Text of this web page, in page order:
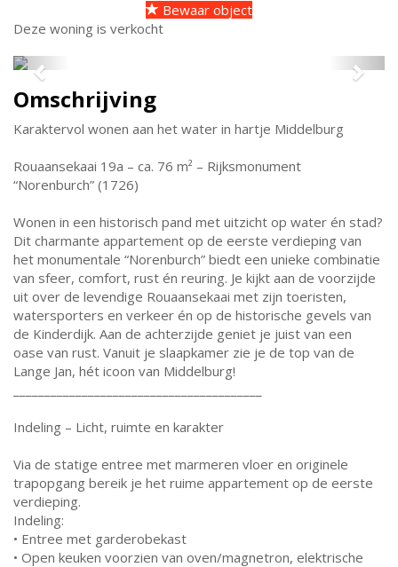
Bewaar object
Deze woning is verkocht
Previous Next
Omschrijving
Karaktervol wonen aan het water in hartje Middelburg
Rouaansekaai 19a – ca. 76 m² – Rijksmonument
“Norenburch” (1726)
Wonen in een historisch pand met uitzicht op water én stad?
Dit charmante appartement op de eerste verdieping van
het monumentale “Norenburch” biedt een unieke combinatie
van sfeer, comfort, rust én reuring. Je kijkt aan de voorzijde
uit over de levendige Rouaansekaai met zijn toeristen,
watersporters en verkeer én op de historische gevels van
de Kinderdijk. Aan de achterzijde geniet je juist van een
oase van rust. Vanuit je slaapkamer zie je de top van de
Lange Jan, hét icoon van Middelburg!
Indeling – Licht, ruimte en karakter
Via de statige entree met marmeren vloer en originele
trapopgang bereik je het ruime appartement op de eerste
verdieping.
Indeling:
• Entree met garderobekast
• Open keuken voorzien van oven/magnetron, elektrische